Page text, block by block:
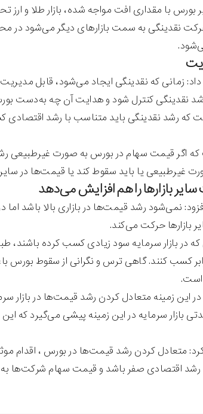
بورس با مقداری افت مواجه شده، بازار طلا و
نقدینگی به سمت بازارهای دیگر می‌شود در محل
داد: زمانی که نقدینگی ایجاد می‌شود، قابل
نقدینگی کنترل شود و هدایت آن چه به‌دست
رشد نقدینگی باید متناسب با رشد اقتصادی
اگر قیمت سهام در بورس به صورت غیرطبیعی
یا باید سقوط کند یا قیمت‌ها در سایر
بازارها را هم افزایش می‌دهد
نمی‌شود رشد قیمت‌ها در بازاری بالا باشد اما
بازارها حرکت می‌کند.
که در بازار سرمایه سود زیادی کسب کرده باشند،
کسب کنند. گاهی ترس و نگرانی از سقوط بورس
است.
این زمینه متعادل کردن رشد قیمت‌ها در بازار
بازار سرمایه در این زمینه پیشی می‌گیرد که
متعادل کردن رشد قیمت‌ها در بورس ، اقدام
رشد اقتصادی صفر باشد و قیمت سهام شرکت‌ها